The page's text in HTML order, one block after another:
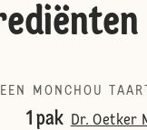
MONCHOU
1 pak Dr. Oetker